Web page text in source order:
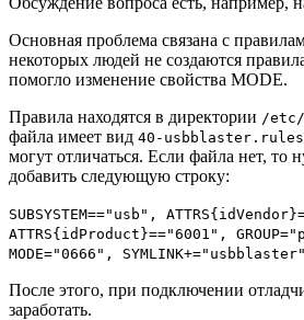
Основная проблема связана с
некоторых людей не создаются
помогло изменение свойства MODE.
Правила находятся в директории /etc/
файла имеет вид 40-usbblaster.rules
могут отличаться. Если файла нет, то
добавить следующую строку:
SUBSYSTEM=="usb",
ATTRS{idProduct}=="6001",
MODE="0666", SYMLINK+="usbblaster"
После этого, при подключении
заработать.